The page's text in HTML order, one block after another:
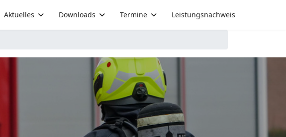
Aktuelles Downloads Termine Leistungsnachweis